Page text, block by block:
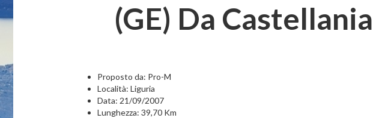
(GE) Da
Proposto da: Pro-M
Località: Liguria
Data: 21/09/2007
Lunghezza: 39,70 Km